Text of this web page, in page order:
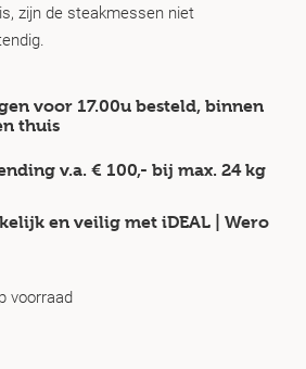
zijn de steakmessen niet
voor 17.00u besteld, binnen
thuis
v.a. € 100,- bij max. 24 kg
en veilig met iDEAL | Wero
voorraad